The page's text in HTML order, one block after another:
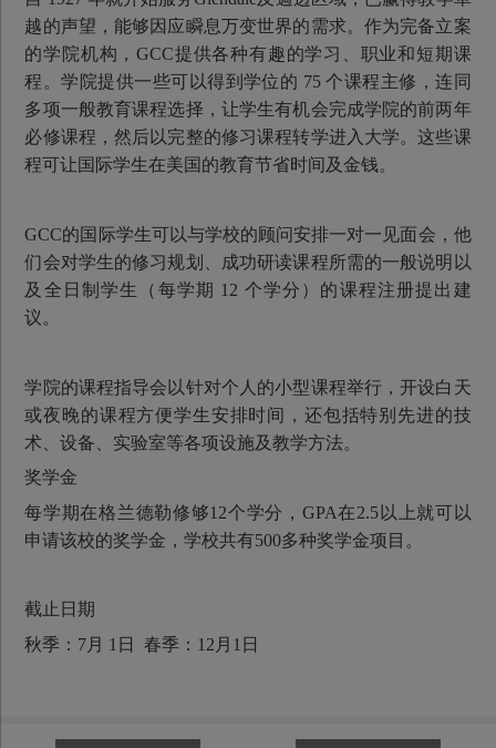
越的声望，能够因应瞬息万变世界的需求。作为完备立案
的学院机构，GCC提供各种有趣的学习、职业和短期课
程。学院提供一些可以得到学位的 75 个课程主修，连同
多项一般教育课程选择，让学生有机会完成学院的前两年
必修课程，然后以完整的修习课程转学进入大学。这些课
程可让国际学生在美国的教育节省时间及金钱。
GCC的国际学生可以与学校的顾问安排一对一见面会，他
们会对学生的修习规划、成功研读课程所需的一般说明以
及全日制学生（每学期 12 个学分）的课程注册提出建
议。
学院的课程指导会以针对个人的小型课程举行，开设白天
或夜晚的课程方便学生安排时间，还包括特别先进的技
术、设备、实验室等各项设施及教学方法。
奖学金
每学期在格兰德勒修够12个学分，GPA在2.5以上就可以
申请该校的奖学金，学校共有500多种奖学金项目。
截止日期
秋季：7月 1日 春季：12月1日